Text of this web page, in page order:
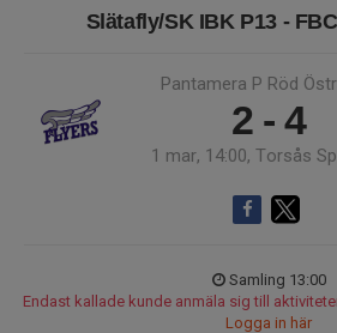
Slätafly/SK IBK P13 -
Pantamera P Röd
2 - 4
1 mar, 14:00, Torsås
Samling 13:00
Endast kallade kunde anmäla sig till
Logga in här